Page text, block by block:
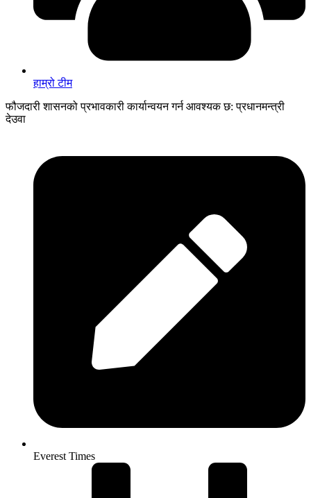
हाम्रो टीम
फौजदारी शासनको प्रभावकारी कार्यान्वयन गर्न आवश्यक छ: प्रधानमन्त्री
देउवा
Everest Times